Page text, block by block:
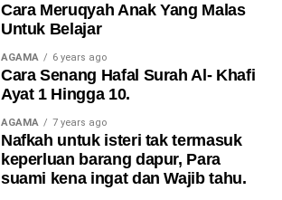
Cara Meruqyah Anak Yang Malas
Untuk Belajar
AGAMA 6 years ago
Cara Senang Hafal Surah Al- Khafi
Ayat 1 Hingga 10.
AGAMA 7 years ago
Nafkah untuk isteri tak termasuk
keperluan barang dapur, Para
suami kena ingat dan Wajib tahu.